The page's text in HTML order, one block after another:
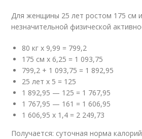
Для женщины 25 лет ростом 175 см
незначительной физической
80 кг х 9,99 = 799,2
175 см х 6,25 = 1 093,75
799,2 + 1 093,75 = 1 892,95
25 лет х 5 = 125
1 892,95 — 125 = 1 767,95
1 767,95 — 161 = 1 606,95
1 606,95 х 1,4 = 2 249,73
Получается: суточная норма